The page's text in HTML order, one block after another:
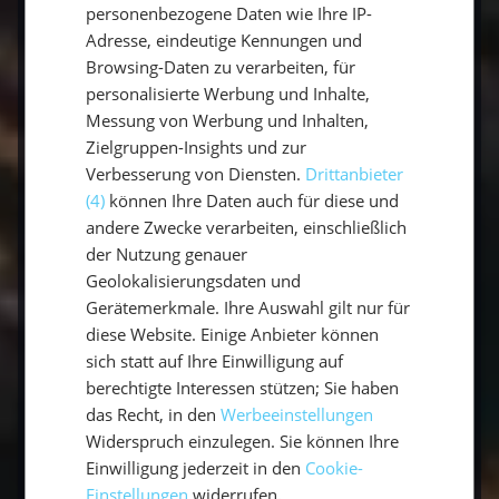
Du Dir eine wohlüberlegte Entscheidung, die
Deinen Bedürfnissen und Deinem Budget
entspricht und Dir langanhaltende
Zufriedenheit und Freude auf See bringt.
Erst ausprobieren, dann entscheiden: Sammle
Erfahrung auf einem unsererKatamaran-
Törns, bevor du deinen eigenen Kat kaufst.
Häufige Fragen zum
Katamaran-Kauf
Warum vor dem Kauf einen
Katamaran mitsegeln?
personenbezogene Daten wie Ihre IP-
Adresse, eindeutige Kennungen und
Browsing-Daten zu verarbeiten, für
personalisierte Werbung und Inhalte,
Messung von Werbung und Inhalten,
Zielgruppen-Insights und zur
Verbesserung von Diensten. Drittanbieter
(4) können Ihre Daten auch für diese und
andere Zwecke verarbeiten, einschließlich
der Nutzung genauer
Geolokalisierungsdaten und
Gerätemerkmale. Ihre Auswahl gilt nur für
diese Website. Einige Anbieter können
sich statt auf Ihre Einwilligung auf
berechtigte Interessen stützen; Sie haben
das Recht, in denWerbeeinstellungen
Widerspruch einzulegen. Sie können Ihre
Einwilligung jederzeit in den Cookie-
Einstellungen widerrufen.